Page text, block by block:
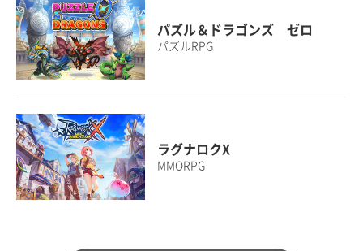
パズル＆ドラゴンズ ゼロ
パズルRPG
ラグナロクX
MMORPG